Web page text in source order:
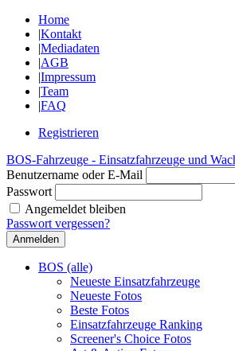
Home
|Kontakt
|Mediadaten
|AGB
|Impressum
|Team
|FAQ
Registrieren
BOS-Fahrzeuge - Einsatzfahrzeuge und
Benutzername oder E-Mail
Passwort
Angemeldet bleiben
Passwort vergessen?
BOS (alle)
Neueste Einsatzfahrzeuge
Neueste Fotos
Beste Fotos
Einsatzfahrzeuge Ranking
Screener's Choice Fotos